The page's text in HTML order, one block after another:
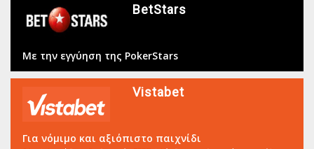
BetStars
Με την εγγύηση της PokerStars
Vistabet
Για νόμιμο και αξιόπιστο παιχνίδι